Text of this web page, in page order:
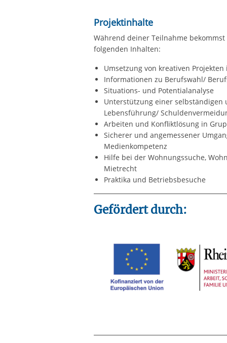
Projektinhalte
Während deiner Teilnahme
folgenden Inhalten:
Umsetzung von kreativen
Informationen zu Berufswahl/
Situations- und Potentialanalyse
Unterstützung einer
Lebensführung/
Arbeiten und Konfliktlösung in
Sicherer und angemessener
Medienkompetenz
Hilfe bei der Wohnungssuche,
Mietrecht
Praktika und Betriebsbesuche
Gefördert durch: